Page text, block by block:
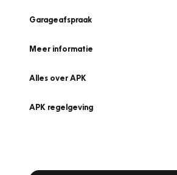
Garageafspraak
Meer informatie
Alles over APK
APK regelgeving